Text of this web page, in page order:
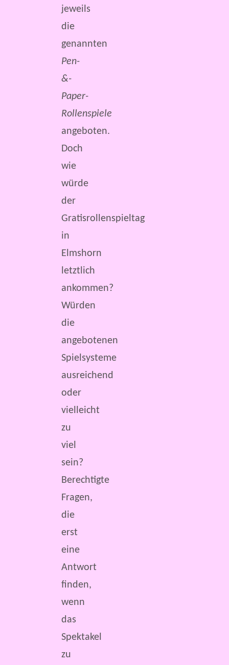
jeweils
die
genannten
Pen-
&-
Paper-
Rollenspiele
angeboten.
Doch
wie
würde
der
Gratisrollenspieltag
in
Elmshorn
letztlich
ankommen?
Würden
die
angebotenen
Spielsysteme
ausreichend
oder
vielleicht
zu
viel
sein?
Berechtigte
Fragen,
die
erst
eine
Antwort
finden,
wenn
das
Spektakel
zu